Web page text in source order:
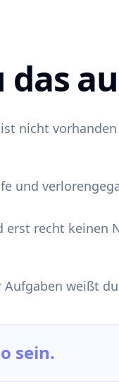
nicht
und
erst recht keinen
weißt
sein.